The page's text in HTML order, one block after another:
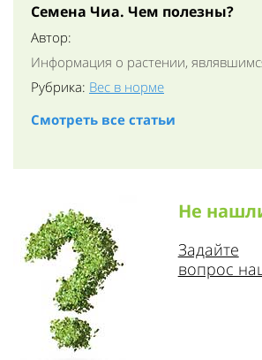
Семена Чиа. Чем полезны?
Автор:
Информация о растении,
Рубрика: Вес в норме
Смотреть все статьи
Не
Задайте
вопрос